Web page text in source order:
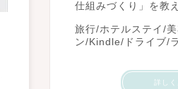
仕組みづくり」を教
旅行/ホテルステイ/
ン/Kindle/ドライブ/
詳しく